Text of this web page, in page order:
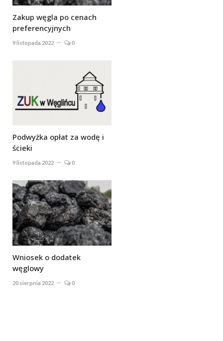
Zakup węgla po cenach
preferencyjnych
9 listopada 2022 0
Podwyżka opłat za wodę i
ścieki
9 listopada 2022 0
Wniosek o dodatek
węglowy
20 sierpnia 2022 0